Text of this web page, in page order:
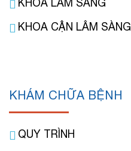
KHOA LÂM SÀNG
KHOA CẬN LÂM SÀNG
KHÁM CHỮA BỆNH
QUY TRÌNH